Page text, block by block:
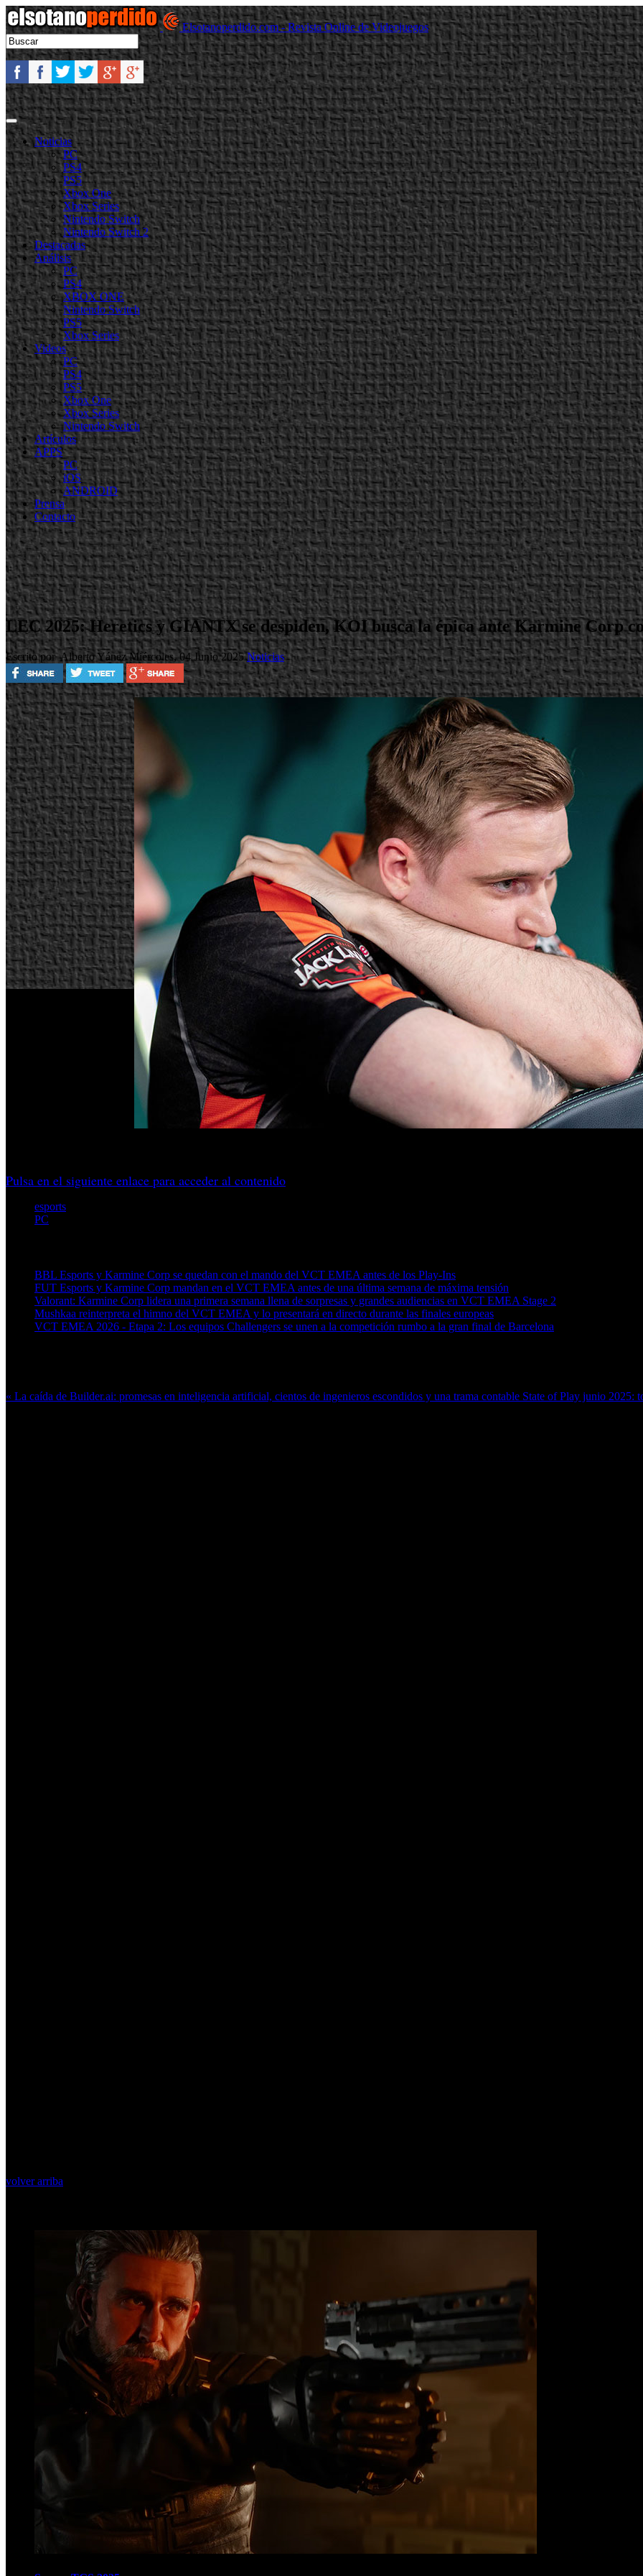
Elsotanoperdido.com - Revista Online de Videojuegos
Noticias
PC
PS4
PS5
Xbox One
Xbox Series
Nintendo Switch
Nintendo Switch 2
Destacadas
Análisis
PC
PS4
XBOX ONE
Nintendo Switch
PS5
Xbox Series
Videos
PC
PS4
PS5
Xbox One
Xbox Series
Nintendo Switch
Artículos
APPS
PC
iOS
ANDROID
Prensa
Contacto
LEC 2025: Heretics y GIANTX se despiden, KOI busca la épica ante Karmine Corp
Escrito por Alberto YánezMiércoles, 04 Junio 2025Noticias
Pulsa en el siguiente enlace para acceder al contenido
esports
PC
BBL Esports y Karmine Corp se quedan con el mando del VCT EMEA antes de los Play-Ins
FUT Esports y Karmine Corp mandan en el VCT EMEA antes de una última semana de máxima tensión
Valorant: Karmine Corp lidera una primera semana llena de sorpresas y grandes audiencias en VCT EMEA Stage 2
Mushkaa reinterpreta el himno del VCT EMEA y lo presentará en directo durante las finales europeas
VCT EMEA 2026 - Etapa 2: Los equipos Challengers se unen a la competición rumbo a la gran final de Barcelona
« La caída de Builder.ai: promesas en inteligencia artificial, cientos de ingenieros escondidos y una trama contable State of Play junio 2025:
volver arriba